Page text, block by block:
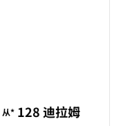
从* 128 迪拉姆